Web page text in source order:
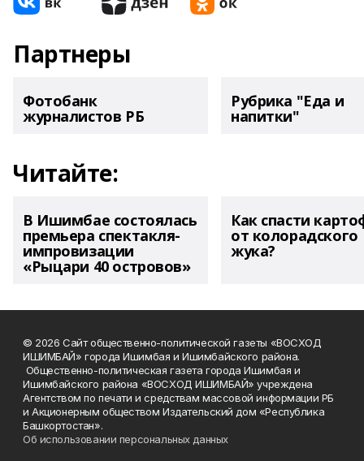
Партнеры
Фотобанк
журналистов РБ
Рубрика "Еда и
напитки"
Читайте:
В Ишимбае состоялась
премьера спектакля-
импровизации
«Рыцари 40 островов»
Как спасти
от колорадского
жука?
© 2026 Сайт общественно-политической газеты «ВОСХОД
ИШИМБАЙ» города Ишимбая и Ишимбайского района.
Общественно-политическая газета города Ишимбая и
Ишимбайского района «ВОСХОД ИШИМБАЙ» учреждена
Агентством по печати и средствам массовой информации РБ
и Акционерным обществом Издательский дом «Республика
Башкортостан».
Об использовании персональных данных